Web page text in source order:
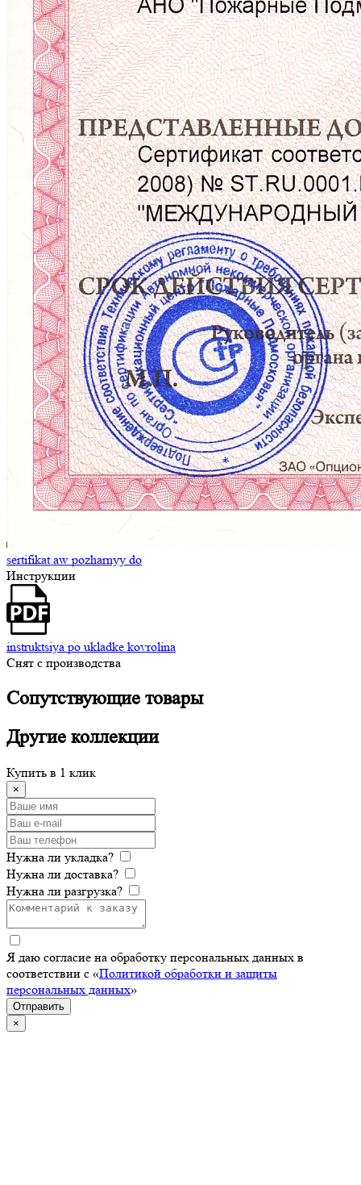
sertifikat aw pozharnyy do
Инструкции
instruktsiya po ukladke kovrolina
Снят с производства
Сопутствующие товары
Другие коллекции
Купить в 1 клик
×
Нужна ли укладка?
Нужна ли доставка?
Нужна ли разгрузка?
Я даю согласие на обработку персональных данных в
соответствии с «Политикой обработки и защиты
персональных данных»
Отправить
×